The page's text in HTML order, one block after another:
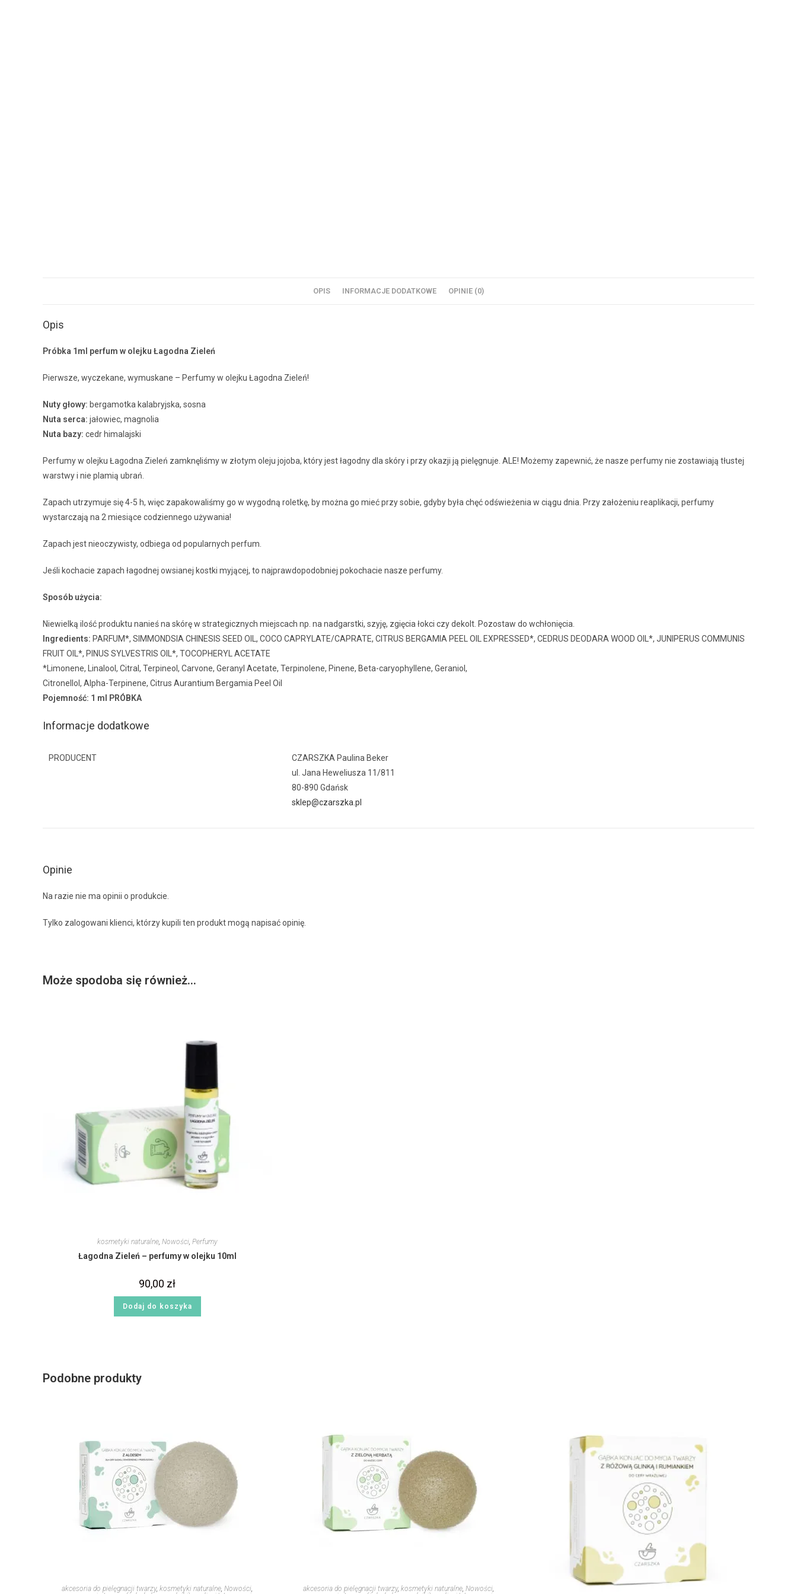
OPIS INFORMACJE DODATKOWE OPINIE (0)
Opis
Próbka 1ml perfum w olejku Łagodna Zieleń
Pierwsze, wyczekane, wymuskane – Perfumy w olejku Łagodna Zieleń!
Nuty głowy: bergamotka kalabryjska, sosna
Nuta serca: jałowiec, magnolia
Nuta bazy: cedr himalajski
Perfumy w olejku Łagodna Zieleń zamknęliśmy w złotym oleju jojoba, który jest łagodny dla skóry i przy okazji ją pielęgnuje. ALE! Możemy zapewnić, że nasze perfumy nie zostawiają tłustej
warstwy i nie plamią ubrań.
Zapach utrzymuje się 4-5 h, więc zapakowaliśmy go w wygodną roletkę, by można go mieć przy sobie, gdyby była chęć odświeżenia w ciągu dnia. Przy założeniu reaplikacji, perfumy
wystarczają na 2 miesiące codziennego używania!
Zapach jest nieoczywisty, odbiega od popularnych perfum.
Jeśli kochacie zapach łagodnej owsianej kostki myjącej, to najprawdopodobniej pokochacie nasze perfumy.
Sposób użycia:
Niewielką ilość produktu nanieś na skórę w strategicznych miejscach np. na nadgarstki, szyję, zgięcia łokci czy dekolt. Pozostaw do wchłonięcia.
Ingredients: PARFUM*, SIMMONDSIA CHINESIS SEED OIL, COCO CAPRYLATE/CAPRATE, CITRUS BERGAMIA PEEL OIL EXPRESSED*, CEDRUS DEODARA WOOD OIL*, JUNIPERUS COMMUNIS
FRUIT OIL*, PINUS SYLVESTRIS OIL*, TOCOPHERYL ACETATE
*Limonene, Linalool, Citral, Terpineol, Carvone, Geranyl Acetate, Terpinolene, Pinene, Beta-caryophyllene, Geraniol,
Citronellol, Alpha-Terpinene, Citrus Aurantium Bergamia Peel Oil
Pojemność: 1 ml PRÓBKA
Informacje dodatkowe
PRODUCENT
CZARSZKA Paulina Beker
ul. Jana Heweliusza 11/811
80-890 Gdańsk
sklep@czarszka.pl
Opinie
Na razie nie ma opinii o produkcie.
Tylko zalogowani klienci, którzy kupili ten produkt mogą napisać opinię.
Może spodoba się również…
kosmetyki naturalne, Nowości, Perfumy
Łagodna Zieleń – perfumy w olejku 10ml
90,00 zł
Dodaj do koszyka
Podobne produkty
akcesoria do pielęgnacji twarzy,kosmetyki naturalne,Nowości,
akcesoria do pielęgnacji twarzy, kosmetyki naturalne, Nowości,